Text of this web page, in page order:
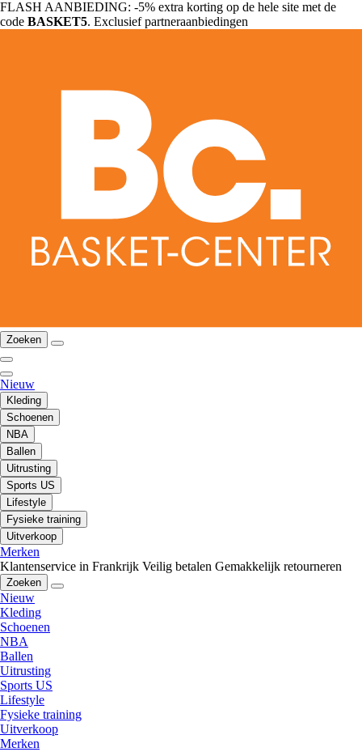
FLASH AANBIEDING: -5% extra korting op de hele site met de
code BASKET5. Exclusief partneraanbiedingen
Zoeken
Nieuw
Kleding
Schoenen
NBA
Ballen
Uitrusting
Sports US
Lifestyle
Fysieke training
Uitverkoop
Merken
Klantenservice in Frankrijk Veilig betalen Gemakkelijk retourneren
Zoeken
Nieuw
Kleding
Schoenen
NBA
Ballen
Uitrusting
Sports US
Lifestyle
Fysieke training
Uitverkoop
Merken